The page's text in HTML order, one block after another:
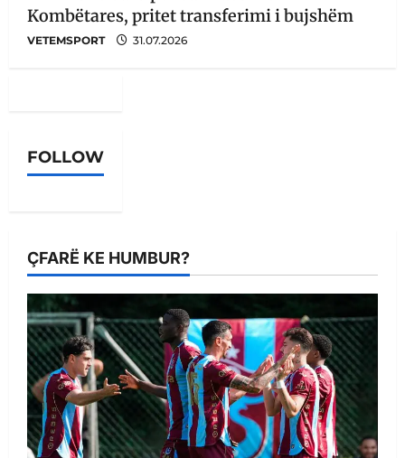
Kombëtares, pritet transferimi i bujshëm
VETEMSPORT 31.07.2026
FOLLOW
ÇFARË KE HUMBUR?